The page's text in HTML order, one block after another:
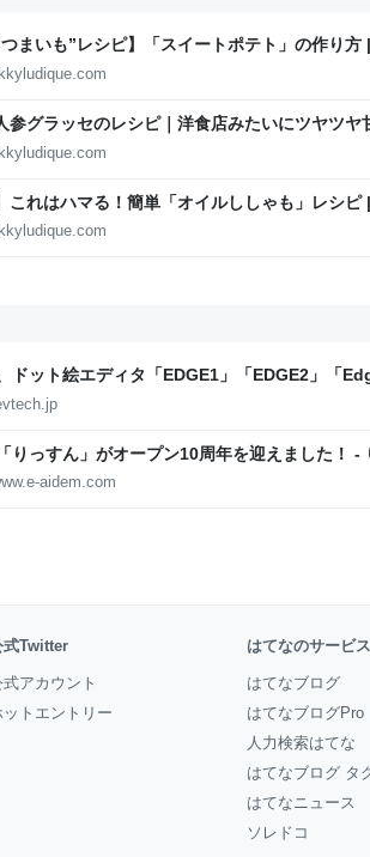
つまいも”レシピ】「スイートポテト」の作り方
参グラッセのレシピ｜洋食店みたいにツヤツヤ
by Chef Gakky
これはハマる！簡単「オイルししゃも」レシピ
ドット絵エディタ「EDGE1」「EDGE2」「
く【フォーカス】 - レバテックLAB
りっすん」がオープン10周年を迎えました！ -
aidem.com
式Twitter
式アカウント
ットエントリー
はてなのサービス
はてなブログ
はてなブログPro
人力検索はてな
はてなブログ タ
はてなニュース
ソレドコ